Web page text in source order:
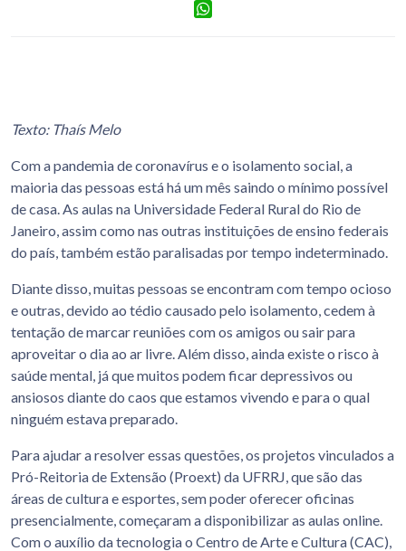
Facebook
Texto: Thaís Melo
Com a pandemia de coronavírus e o isolamento social, a
maioria das pessoas está há um mês saindo o mínimo possível
de casa. As aulas na Universidade Federal Rural do Rio de
Janeiro, assim como nas outras instituições de ensino federais
do país, também estão paralisadas por tempo indeterminado.
Diante disso, muitas pessoas se encontram com tempo ocioso
e outras, devido ao tédio causado pelo isolamento, cedem à
tentação de marcar reuniões com os amigos ou sair para
aproveitar o dia ao ar livre. Além disso, ainda existe o risco à
saúde mental, já que muitos podem ficar depressivos ou
ansiosos diante do caos que estamos vivendo e para o qual
ninguém estava preparado.
Para ajudar a resolver essas questões, os projetos vinculados a
Pró-Reitoria de Extensão (Proext) da UFRRJ, que são das
áreas de cultura e esportes, sem poder oferecer oficinas
presencialmente, começaram a disponibilizar as aulas online.
Com o auxílio da tecnologia o Centro de Arte e Cultura (CAC),